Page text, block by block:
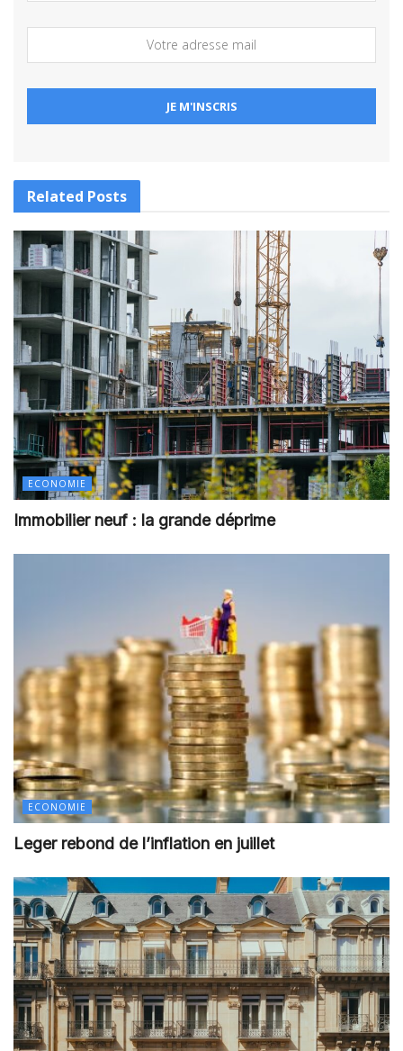
Related Posts
ECONOMIE
Immobilier neuf : la grande déprime
ECONOMIE
Leger rebond de l’inflation en juillet